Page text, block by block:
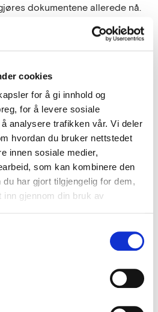
cookies
for å gi innhold og
for å levere sosiale
analysere trafikken vår. Vi deler
hvordan du bruker nettstedet
innen sosiale medier,
som kan kombinere den
har gjort tilgjengelig for dem,
gjennom din bruk av
dokumentene allerede nå.
er 7. september kl.
til nyheten
løsninger